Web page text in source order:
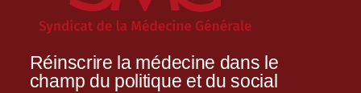
Réinscrire la médecine dans le
champ du politique et du social